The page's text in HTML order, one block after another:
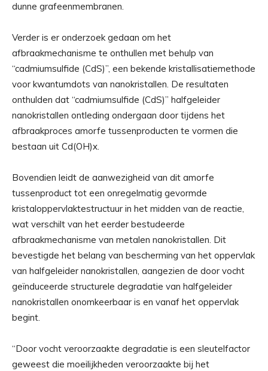
dunne grafeenmembranen.
Verder is er onderzoek gedaan om het
afbraakmechanisme te onthullen met behulp van
“cadmiumsulfide (CdS)”, een bekende kristallisatiemethode
voor kwantumdots van nanokristallen. De resultaten
onthulden dat “cadmiumsulfide (CdS)” halfgeleider
nanokristallen ontleding ondergaan door tijdens het
afbraakproces amorfe tussenproducten te vormen die
bestaan ​​uit Cd(OH)x.
Bovendien leidt de aanwezigheid van dit amorfe
tussenproduct tot een onregelmatig gevormde
kristaloppervlaktestructuur in het midden van de reactie,
wat verschilt van het eerder bestudeerde
afbraakmechanisme van metalen nanokristallen. Dit
bevestigde het belang van bescherming van het oppervlak
van halfgeleider nanokristallen, aangezien de door vocht
geïnduceerde structurele degradatie van halfgeleider
nanokristallen onomkeerbaar is en vanaf het oppervlak
begint.
“Door vocht veroorzaakte degradatie is een sleutelfactor
geweest die moeilijkheden veroorzaakte bij het